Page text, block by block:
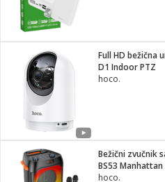
D1 Indoor PTZ
hoco.
BS53 Manhattan
hoco.